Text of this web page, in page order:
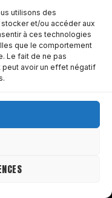
utilisons des
et/ou accéder aux
à ces technologies
que le comportement
Le fait de ne pas
peut avoir un effet négatif
précis, un
et une
construction à un
votre
regarder les
sur
vous ne